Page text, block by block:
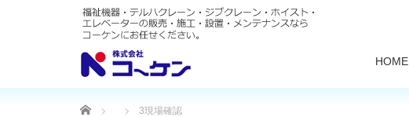
HOME
Home 3現場確認